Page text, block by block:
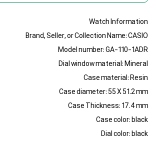
Watch Information
Brand, Seller, or Collection Name: CASIO
Model number: GA-110-1ADR
Dial window material: Mineral
Case material: Resin
Case diameter: 55 X 51.2 mm
Case Thickness: 17.4 mm
Case color: black
Dial color: black